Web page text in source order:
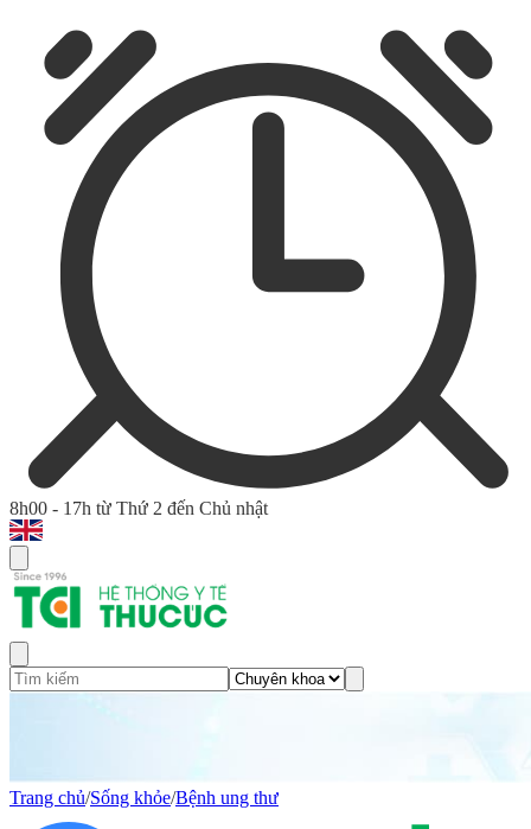
8h00 - 17h từ Thứ 2 đến Chủ nhật
Trang chủ/Sống khỏe/Bệnh ung thư